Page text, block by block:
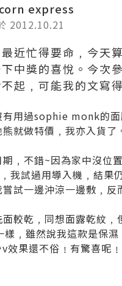
express
2012.10.21
近忙得要命﹐今
中獎的喜悅。今次
起﹐可能我的文
有用過sophie monk的
就做特價﹐我亦入貨
﹐不錯~因為家中沒位
我試過用導入機﹐結果
試一邊沖涼一邊敷﹐
較乾﹐同想面露乾紋
樣﹐雖然說我這款是保
效果還不俗﹗有驚喜呢﹗